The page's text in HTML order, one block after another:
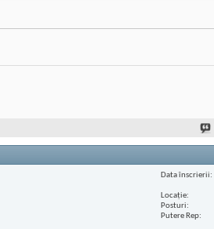
Data înscrierii
Locaţie
Posturi
Putere Rep